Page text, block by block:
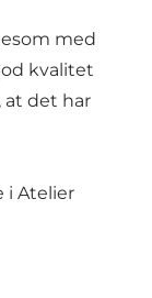
med
kvalitet
at det har
i Atelier